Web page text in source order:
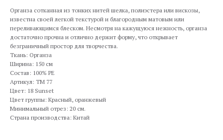
Органза сотканная из тонких нитей шелка, полиэстера или вискозы,
известна своей легкой текстурой и благородным матовым или
переливающимся блеском. Несмотря на кажущуюся нежность, органза
достаточно прочна и отлично держит форму, что открывает
безграничный простор для творчества.
Ткань: Органза
Ширина: 150 см
Состав: 100% PE
Артикул: TM 77
Цвет: 18 Sunset
Цвет группы: Красный, оранжевый
Минимальный отрез: 20 см.
Страна производства: Китай